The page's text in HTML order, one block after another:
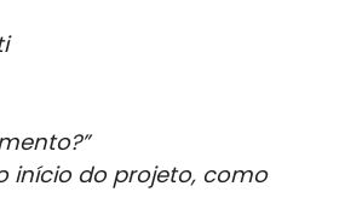
início do projeto, como